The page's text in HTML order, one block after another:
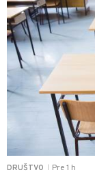
DRUŠTVO Pre 1 h